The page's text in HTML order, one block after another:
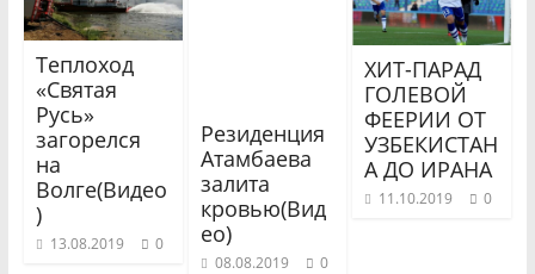
Теплоход
«Святая
Русь»
загорелся
на
Волге(Видео
)
13.08.2019 0
Резиденция
Атамбаева
залита
кровью(Вид
ео)
08.08.2019 0
ХИТ-ПАРАД
ГОЛЕВОЙ
ФЕЕРИИ ОТ
УЗБЕКИСТАН
А ДО ИРАНА
11.10.2019 0